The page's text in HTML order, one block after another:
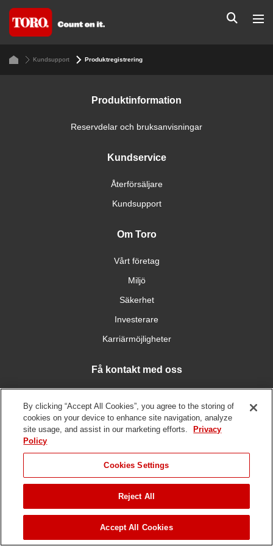
Kundsupport Produktregistrering
Produktinformation
Reservdelar och bruksanvisningar
Kundservice
Återförsäljare
Kundsupport
Om Toro
Vårt företag
Miljö
Säkerhet
Investerare
Karriärmöjligheter
Få kontakt med oss
2026 The Toro Company. Alla rättigheter reserverade.
By clicking “Accept All Cookies”, you agree to the storing of
cookies on your device to enhance site navigation, analyze
site usage, and assist in our marketing efforts.
Privacy
Policy
Cookies Settings
Reject All
Accept All Cookies